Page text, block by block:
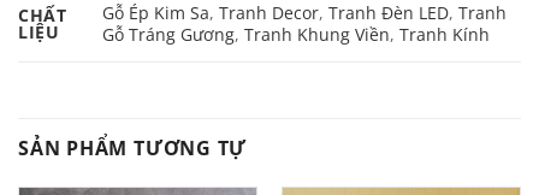
CHẤT
LIỆU
Gỗ Ép Kim Sa, Tranh Decor, Tranh Đèn LED, Tranh
Gỗ Tráng Gương, Tranh Khung Viền, Tranh Kính
SẢN PHẨM TƯƠNG TỰ